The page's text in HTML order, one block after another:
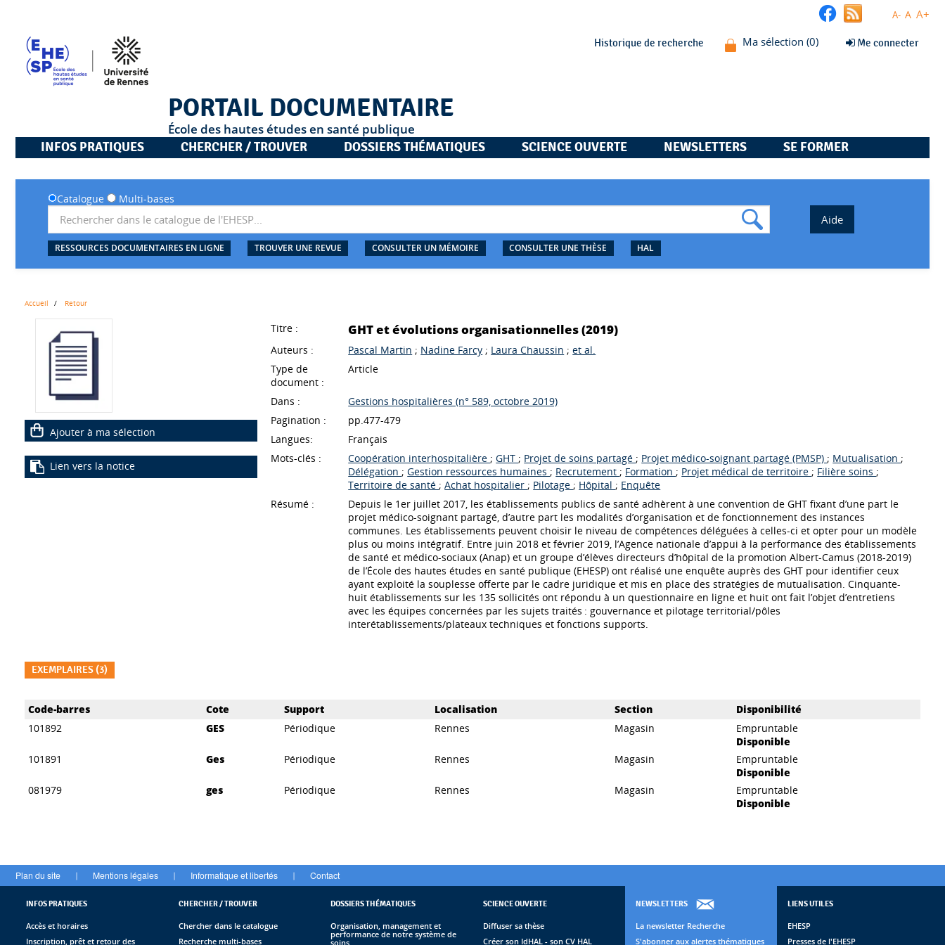
A- A A+
Historique de recherche Me connecter
PORTAIL DOCUMENTAIRE
École des hautes études en santé publique
INFOS PRATIQUES
CHERCHER / TROUVER DOSSIERS THÉMATIQUES SCIENCE OUVERTE NEWSLETTERS SE FORMER
Catalogue Multi-bases
RESSOURCES DOCUMENTAIRES EN LIGNE TROUVER UNE REVUE CONSULTER UN MÉMOIRE CONSULTER UNE THÈSE HAL
Accueil Retour
Ajouter à ma sélection
Lien vers la notice
Titre : GHT et évolutions organisationnelles (2019)
Auteurs : Pascal Martin ; Nadine Farcy ; Laura Chaussin ;et al.
Type de
document :
Article
Dans :
Gestions hospitalières (n° 589, octobre 2019)
Pagination :
pp.477-479
Langues:
Français
Mots-clés :
Coopération interhospitalière ; GHT ; Projet de soins partagé ; Projet médico-soignant partagé (PMSP) ; Mutualisation ;
Délégation ; Gestion ressources humaines ; Recrutement ; Formation ; Projet médical de territoire ; Filière soins ;
Territoire de santé ; Achat hospitalier ; Pilotage ; Hôpital ; Enquête
Résumé :
Depuis le 1er juillet 2017, les établissements publics de santé adhèrent à une convention de GHT fixant d’une part le
projet médico-soignant partagé, d’autre part les modalités d’organisation et de fonctionnement des instances
communes. Les établissements peuvent choisir le niveau de compétences déléguées à celles-ci et opter pour un modèle
plus ou moins intégratif. Entre juin 2018 et février 2019, l’Agence nationale d’appui à la performance des établissements
de santé et médico-sociaux (Anap) et un groupe d’élèves directeurs d’hôpital de la promotion Albert-Camus (2018-2019)
de l’École des hautes études en santé publique (EHESP) ont réalisé une enquête auprès des GHT pour identifier ceux
ayant exploité la souplesse offerte par le cadre juridique et mis en place des stratégies de mutualisation. Cinquante-
huit établissements sur les 135 sollicités ont répondu à un questionnaire en ligne et huit ont fait l’objet d’entretiens
avec les équipes concernées par les sujets traités : gouvernance et pilotage territorial/pôles
interétablissements/plateaux techniques et fonctions supports.
EXEMPLAIRES (3)
Liste des exemplaires
Code-barres Cote Support Localisation Section
Disponibilité
101892
GES Périodique Rennes Magasin
Empruntable
Disponible
101891
Ges Périodique Rennes Magasin
Empruntable
Disponible
081979
ges Périodique Rennes Magasin
Empruntable
Disponible
Plan du site | Mentions légales | Informatique et libertés | Contact
INFOS PRATIQUES
Accès et horaires
Inscription, prêt et retour des
CHERCHER / TROUVER
Chercher dans le catalogue
Recherche multi-bases
DOSSIERS THÉMATIQUES
Organisation, management et
performance de notre système de
soins
SCIENCE OUVERTE
Diffuser sa thèse
Créer son IdHAL - son CV HAL
NEWSLETTERS
La newsletter Recherche
S'abonner aux alertes thématiques
LIENS UTILES
EHESP
Presses de l'EHESP